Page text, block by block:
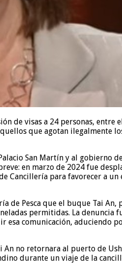
visas a 24 personas, entre
que agotan ilegalmente
San Martín y al gobierno
en marzo de 2024 fue
Cancillería para favorecer a
de Pesca que el buque Tai
permitidas. La denuncia
esa comunicación, aduciendo
An no retornara al puerto de
durante un viaje de la